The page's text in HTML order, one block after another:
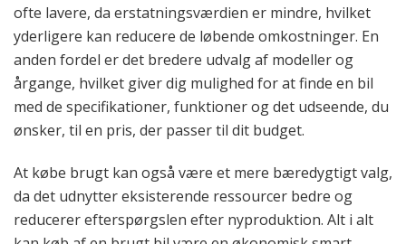
ofte lavere, da erstatningsværdien er mindre, hvilket
yderligere kan reducere de løbende omkostninger. En
anden fordel er det bredere udvalg af modeller og
årgange, hvilket giver dig mulighed for at finde en bil
med de specifikationer, funktioner og det udseende, du
ønsker, til en pris, der passer til dit budget.
At købe brugt kan også være et mere bæredygtigt valg,
da det udnytter eksisterende ressourcer bedre og
reducerer efterspørgslen efter nyproduktion. Alt i alt